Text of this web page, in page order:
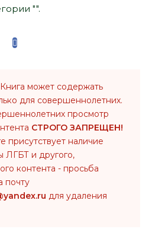
"".
может содержать
для совершеннолетних.
просмотр
СТРОГО ЗАПРЕЩЕН!
присутствует наличие
ЛГБТ и другого,
контента - просьба
почту
для удаления